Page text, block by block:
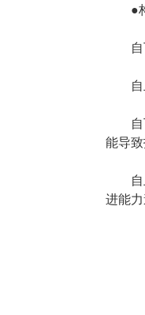
●
能导致
进能力